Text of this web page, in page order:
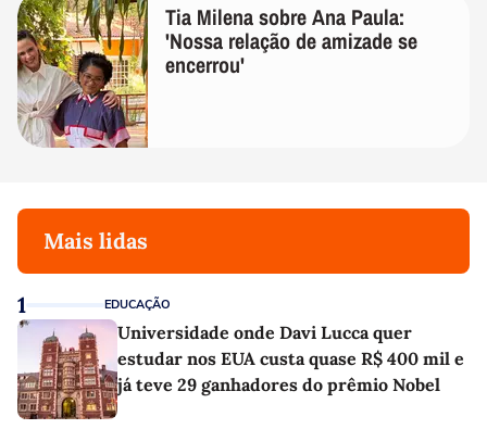
Tia Milena sobre Ana Paula:
'Nossa relação de amizade se
encerrou'
Mais lidas
1 EDUCAÇÃO
Universidade onde Davi Lucca quer
estudar nos EUA custa quase R$ 400 mil e
já teve 29 ganhadores do prêmio Nobel